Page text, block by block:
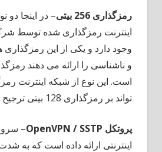
رمزگذاری 256 بیتی
– در اینجا دو
وجود دارد و یکی از این رمزگذاری
است. این نوع از شبکه اینترنت
تواند بر رمزگذاری 128 بیتی ترجیح داده شود.
پروتکل OpenVPN / SSTP
اینترنتی ارائه داده است که به